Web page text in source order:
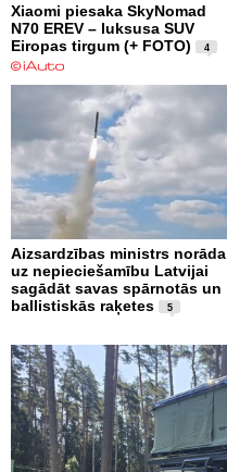
Xiaomi piesaka SkyNomad
N70 EREV – luksusa SUV
Eiropas tirgum (+ FOTO)
4
Aizsardzības ministrs norāda
uz nepieciešamību Latvijai
sagādāt savas spārnotās un
ballistiskās raķetes
5